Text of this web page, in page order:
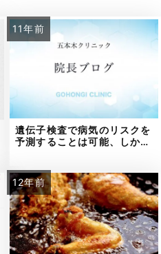
11年前
遺伝子検査で病気のリスクを
予測することは可能、しか…
12年前